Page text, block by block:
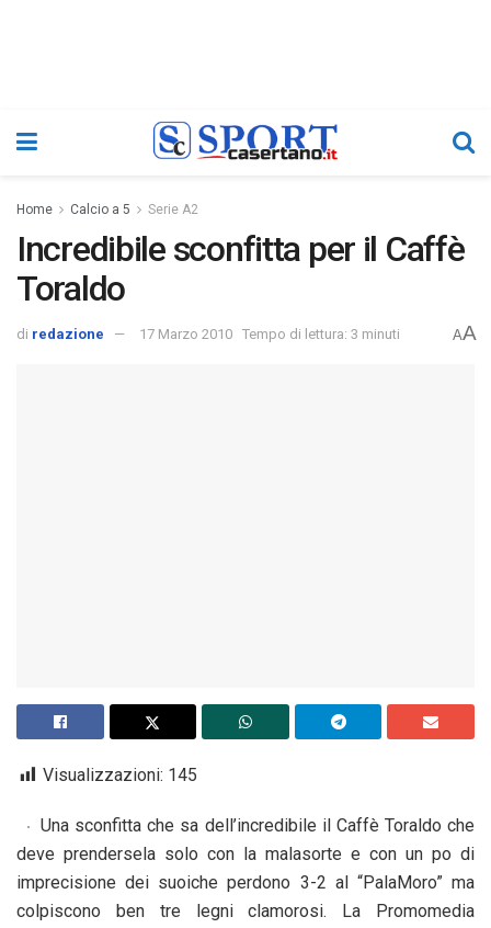
Home Calcio a 5 Serie A2
Incredibile sconfitta per il Caffè
Toraldo
di redazione 17 Marzo 2010 Tempo di lettura: 3 minuti AA
Visualizzazioni: 145
Una sconfitta che sa dell’incredibile il Caffè Toraldo che
deve prendersela solo con la malasorte e con un po di
imprecisione dei suoiche perdono 3-2 al “PalaMoro” ma
colpiscono ben tre legni clamorosi. La Promomedia